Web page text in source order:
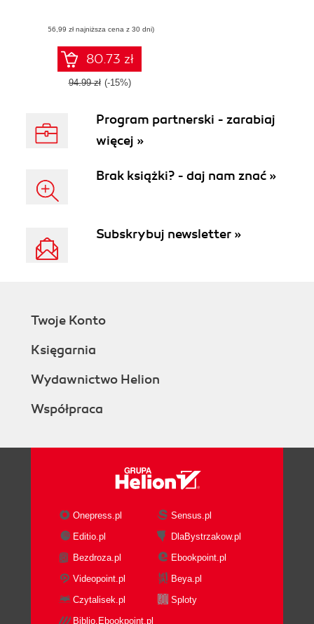
(56,99 zł najniższa cena z 30 dni)
80.73 zł
94.99 zł (-15%)
Program partnerski - zarabiaj
więcej »
Brak książki? - daj nam znać »
Subskrybuj newsletter »
Twoje Konto
Księgarnia
Wydawnictwo Helion
Współpraca
Onepress.pl
Sensus.pl
Editio.pl
DlaBystrzakow.pl
Bezdroza.pl
Ebookpoint.pl
Videopoint.pl
Beya.pl
Czytalisek.pl
Sploty
Biblio.Ebookpoint.pl